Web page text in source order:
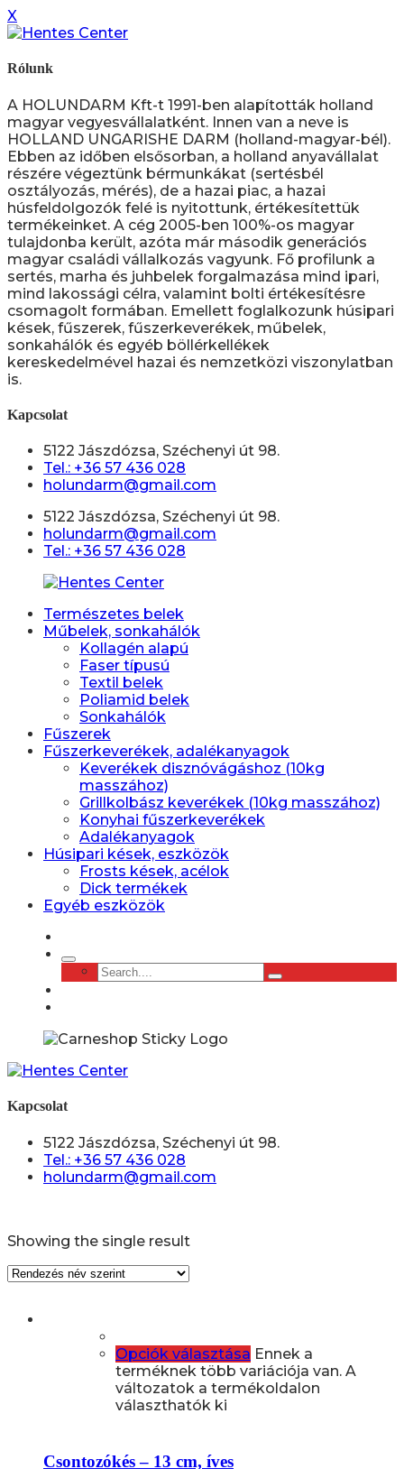
X
Rólunk
A HOLUNDARM Kft-t 1991-ben alapították holland
magyar vegyesvállalatként. Innen van a neve is
HOLLAND UNGARISHE DARM (holland-magyar-bél).
Ebben az időben elsősorban, a holland anyavállalat
részére végeztünk bérmunkákat (sertésbél
osztályozás, mérés), de a hazai piac, a hazai
húsfeldolgozók felé is nyitottunk, értékesítettük
termékeinket. A cég 2005-ben 100%-os magyar
tulajdonba került, azóta már második generációs
magyar családi vállalkozás vagyunk. Fő profilunk a
sertés, marha és juhbelek forgalmazása mind ipari,
mind lakossági célra, valamint bolti értékesítésre
csomagolt formában. Emellett foglalkozunk húsipari
kések, fűszerek, fűszerkeverékek, műbelek,
sonkahálók és egyéb böllérkellékek
kereskedelmével hazai és nemzetközi viszonylatban
is.
Kapcsolat
5122 Jászdózsa, Széchenyi út 98.
Tel.: +36 57 436 028
holundarm@gmail.com
5122 Jászdózsa, Széchenyi út 98.
holundarm@gmail.com
Tel.: +36 57 436 028
Természetes belek
Műbelek, sonkahálók
Kollagén alapú
Faser típusú
Textil belek
Poliamid belek
Sonkahálók
Fűszerek
Fűszerkeverékek, adalékanyagok
Keverékek disznóvágáshoz (10kg
masszához)
Grillkolbász keverékek (10kg masszához)
Konyhai fűszerkeverékek
Adalékanyagok
Húsipari kések, eszközök
Frosts kések, acélok
Dick termékek
Egyéb eszközök
Kapcsolat
5122 Jászdózsa, Széchenyi út 98.
Tel.: +36 57 436 028
holundarm@gmail.com
Showing the single result
Opciók választása Ennek a
terméknek több variációja van. A
változatok a termékoldalon
választhatók ki
Csontozókés – 13 cm, íves